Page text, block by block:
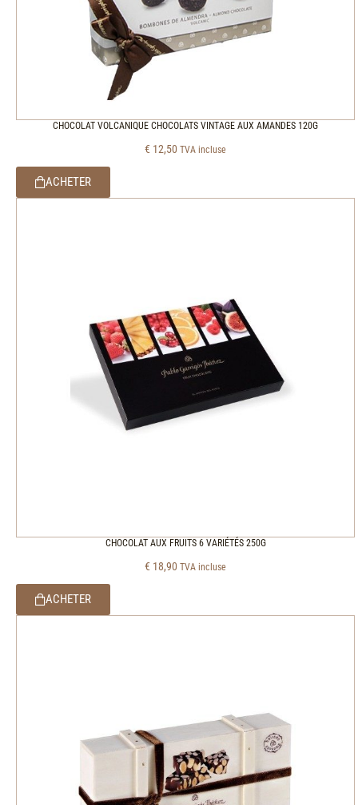
CHOCOLAT VOLCANIQUE CHOCOLATS VINTAGE AUX AMANDES 120G
€ 12,50 TVA incluse
ACHETER
CHOCOLAT AUX FRUITS 6 VARIÉTÉS 250G
€ 18,90 TVA incluse
ACHETER